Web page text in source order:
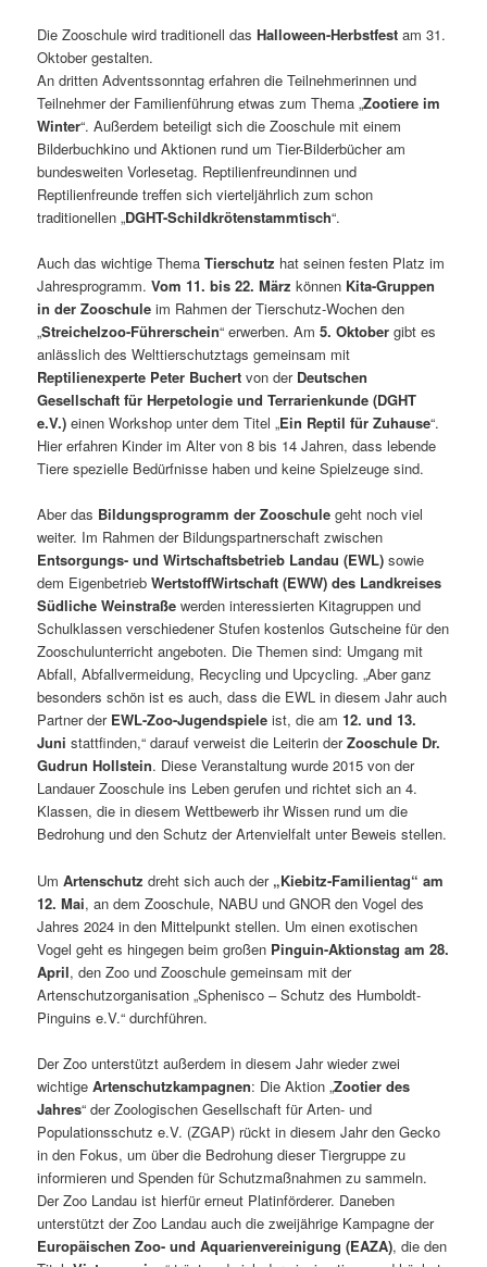
Die Zooschule wird traditionell dasHalloween-Herbstfest am 31.
Oktober gestalten.
An dritten Adventssonntag erfahren die Teilnehmerinnen und
Teilnehmer der Familienführung etwas zum Thema „Zootiere im
Winter“. Außerdem beteiligt sich die Zooschule mit einem
Bilderbuchkino und Aktionen rund um Tier-Bilderbücher am
bundesweiten Vorlesetag. Reptilienfreundinnen und
Reptilienfreunde treffen sich vierteljährlich zum schon
traditionellen „DGHT-Schildkrötenstammtisch“.
Auch das wichtige ThemaTierschutz hat seinen festen Platz im
Jahresprogramm.Vom 11. bis 22. März können Kita-Gruppen
in der Zooschule im Rahmen der Tierschutz-Wochen den
„Streichelzoo-Führerschein“ erwerben. Am5. Oktober gibt es
anlässlich des Welttierschutztags gemeinsam mit
Reptilienexperte Peter Buchert von der Deutschen
Gesellschaft für Herpetologie und Terrarienkunde (DGHT
e.V.) einen Workshop unter dem Titel „Ein Reptil für Zuhause“.
Hier erfahren Kinder im Alter von 8 bis 14 Jahren, dass lebende
Tiere spezielle Bedürfnisse haben und keine Spielzeuge sind.
Aber das Bildungsprogramm der Zooschule geht noch viel
weiter. Im Rahmen der Bildungspartnerschaft zwischen
Entsorgungs- und Wirtschaftsbetrieb Landau (EWL) sowie
dem EigenbetriebWertstoffWirtschaft (EWW) des Landkreises
Südliche Weinstraße werden interessierten Kitagruppen und
Schulklassen verschiedener Stufen kostenlos Gutscheine für den
Zooschulunterricht angeboten. Die Themen sind: Umgang mit
Abfall, Abfallvermeidung, Recycling und Upcycling. „Aber ganz
besonders schön ist es auch, dass die EWL in diesem Jahr auch
Partner der EWL-Zoo-Jugendspiele ist, die am12. und 13.
Juni stattfinden,“ darauf verweist die Leiterin derZooschule Dr.
Gudrun Hollstein. Diese Veranstaltung wurde 2015 von der
Landauer Zooschule ins Leben gerufen und richtet sich an 4.
Klassen, die in diesem Wettbewerb ihr Wissen rund um die
Bedrohung und den Schutz der Artenvielfalt unter Beweis stellen.
UmArtenschutzdreht sich auch der „Kiebitz-Familientag“ am
12. Mai, an dem Zooschule, NABU und GNOR den Vogel des
Jahres 2024 in den Mittelpunkt stellen. Um einen exotischen
Vogel geht es hingegen beim großen Pinguin-Aktionstag am 28.
April, den Zoo und Zooschule gemeinsam mit der
Artenschutzorganisation „Sphenisco – Schutz des Humboldt-
Pinguins e.V.“ durchführen.
Der Zoo unterstützt außerdem in diesem Jahr wieder zwei
wichtigeArtenschutzkampagnen: Die Aktion „Zootier des
Jahres“ der Zoologischen Gesellschaft für Arten- und
Populationsschutz e.V. (ZGAP) rückt in diesem Jahr den Gecko
in den Fokus, um über die Bedrohung dieser Tiergruppe zu
informieren und Spenden für Schutzmaßnahmen zu sammeln.
Der Zoo Landau ist hierfür erneut Platinförderer. Daneben
unterstützt der Zoo Landau auch die zweijährige Kampagne der
Europäischen Zoo- und Aquarienvereinigung (EAZA), die den